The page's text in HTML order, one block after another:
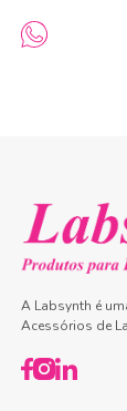
A Labsynth é
Acessórios de